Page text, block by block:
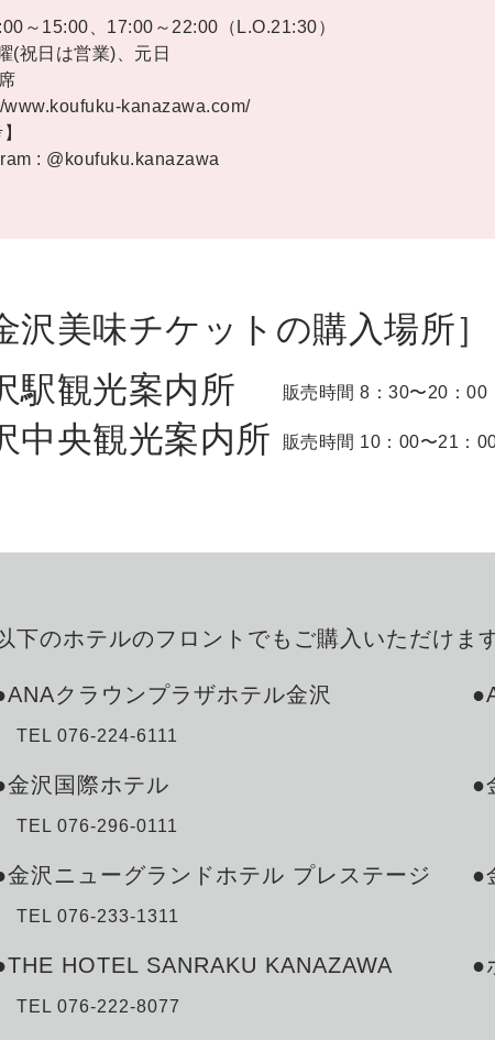
～15:00、17:00～22:00（L.O.21:30）
(祝日は営業)、元日
www.koufuku-kanazawa.com/
: @koufuku.kanazawa
沢美味チケットの購入場所］
駅観光案内所
販売時間 8：30〜20：00
中央観光案内所 販売時間 10：00〜21：
下のホテルのフロントでも ご購入いただけま
クラウンプラザホテル金沢
TEL 076-224-6111
金沢国際ホテル
TEL 076-296-0111
●
金沢ニューグランドホテル プレステージ
TEL 076-233-1311
●
HOTEL SANRAKU KANAZAWA
TEL 076-222-8077
●